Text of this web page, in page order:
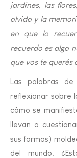
jardines, las
olvido y la
en que lo
recuerdo es algo
que vos te querés
Las palabras
reflexionar sobre
cómo se
llevan a
sus formas)
del mundo.